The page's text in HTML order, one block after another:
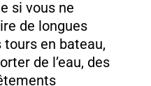
si vous ne
de longues
tours en bateau,
de l’eau, des